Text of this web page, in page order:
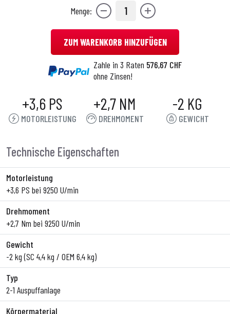
Menge: 1
ZUM WARENKORB HINZUFÜGEN
Zahle in 3 Raten 576,67 CHF
ohne Zinsen!
+3,6 PS
MOTORLEISTUNG
+2,7 NM
DREHMOMENT
-2 KG
GEWICHT
Technische Eigenschaften
Motorleistung
+3,6 PS bei 9250 U/min
Drehmoment
+2,7 Nm bei 9250 U/min
Gewicht
-2 kg (SC 4,4 kg / OEM 6,4 kg)
Typ
2-1 Auspuffanlage
Körpermaterial